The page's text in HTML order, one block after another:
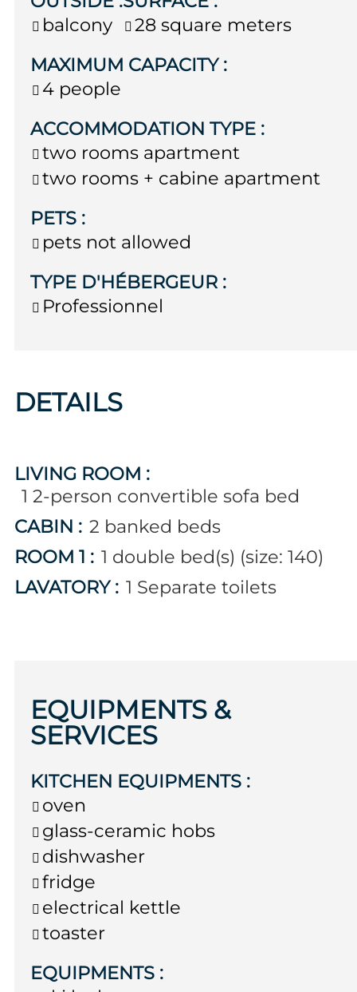
balcony
28 square meters
MAXIMUM CAPACITY:
4 people
ACCOMMODATION TYPE :
two rooms apartment
two rooms + cabine apartment
PETS :
pets not allowed
TYPE D'HÉBERGEUR :
Professionnel
DETAILS
LIVING ROOM :
1 2-person convertible sofa bed
CABIN : 2 banked beds
ROOM 1 : 1 double bed(s) (size: 140)
LAVATORY: 1 Separate toilets
EQUIPMENTS &
SERVICES
KITCHEN EQUIPMENTS :
oven
glass-ceramic hobs
dishwasher
fridge
electrical kettle
toaster
EQUIPMENTS :